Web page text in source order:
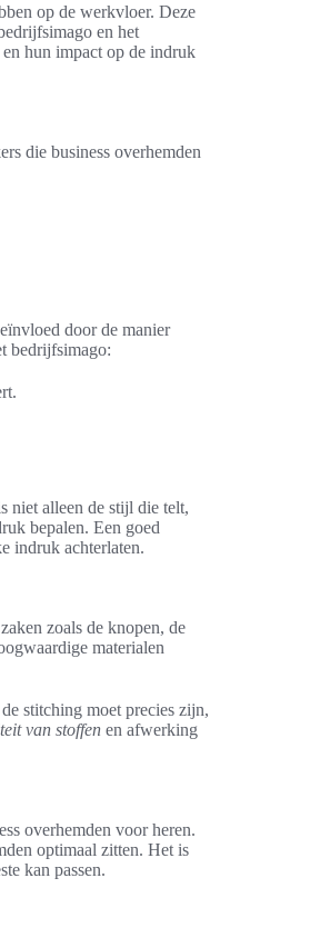
op de werkvloer. Deze
en het
hun impact op de indruk
die business overhemden
door de manier
bedrijfsimago:
niet alleen de stijl die telt,
bepalen. Een goed
indruk achterlaten.
zoals de knopen, de
materialen
stitching moet precies zijn,
van stoffen en afwerking
overhemden voor heren.
optimaal zitten. Het is
kan passen.